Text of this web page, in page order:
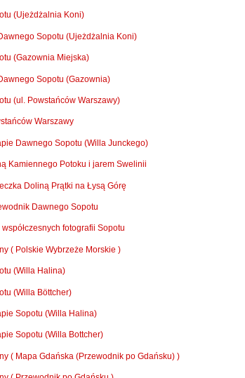
(Ujeżdżalnia Koni)
Sopotu (Ujeżdżalnia Koni)
(Gazownia Miejska)
Sopotu (Gazownia)
(ul. Powstańców Warszawy)
Warszawy
Dawnego Sopotu (Willa Junckego)
Kamiennego Potoku i jarem Swelinii
Doliną Prątki na Łysą Górę
Dawnego Sopotu
fotografii Sopotu
( Polskie Wybrzeże Morskie )
(Willa Halina)
(Willa Böttcher)
Sopotu (Willa Halina)
Sopotu (Willa Bottcher)
( Mapa Gdańska (Przewodnik po Gdańsku) )